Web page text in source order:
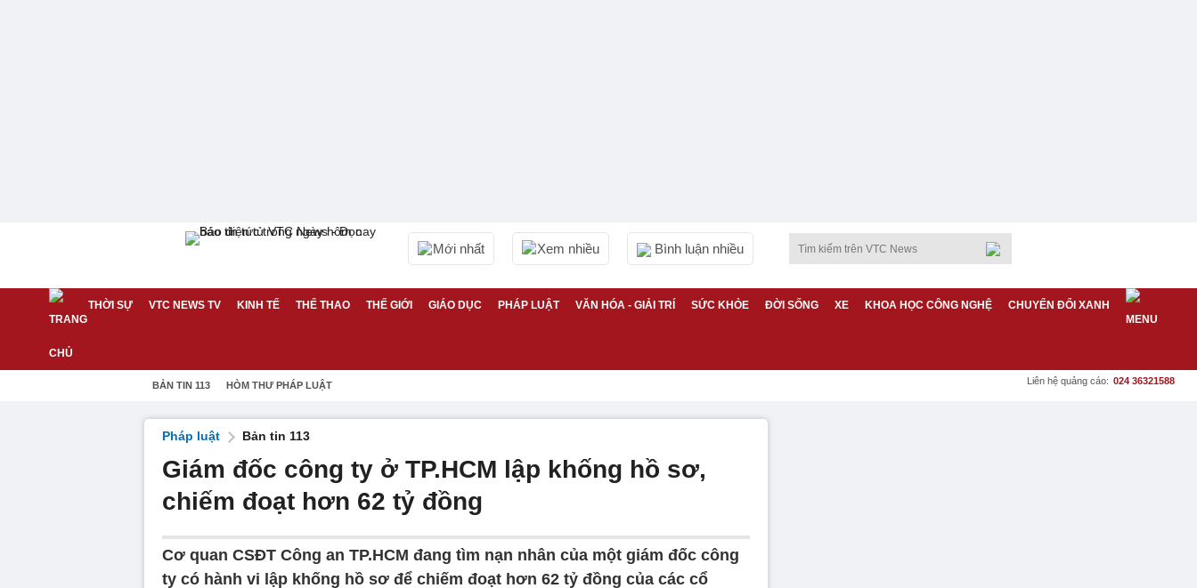
Mới nhất Xem nhiều Bình luận nhiều
THỜI SỰ VTC NEWS TV KINH TẾ THỂ THAO THẾ GIỚI GIÁO DỤC PHÁP LUẬT VĂN HÓA - GIẢI TRÍ SỨC KHỎE ĐỜI SỐNG XE KHOA HỌC CÔNG NGHỆ CHUYỂN ĐỔI XANH
BẢN TIN 113 HÒM THƯ PHÁP LUẬT Liên hệ quảng cáo: 024 36321588
Pháp luật Bản tin 113
Giám đốc công ty ở TP.HCM lập khống hồ sơ,
chiếm đoạt hơn 62 tỷ đồng
Cơ quan CSĐT Công an TP.HCM đang tìm nạn nhân của một giám đốc công
ty có hành vi lập khống hồ sơ để chiếm đoạt hơn 62 tỷ đồng của các cổ